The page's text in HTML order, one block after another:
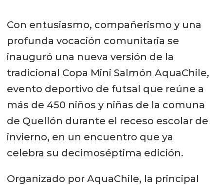
Con entusiasmo, compañerismo y una
profunda vocación comunitaria se
inauguró una nueva versión de la
tradicional Copa Mini Salmón AquaChile,
evento deportivo de futsal que reúne a
más de 450 niños y niñas de la comuna
de Quellón durante el receso escolar de
invierno, en un encuentro que ya
celebra su decimoséptima edición.
Organizado por AquaChile, la principal